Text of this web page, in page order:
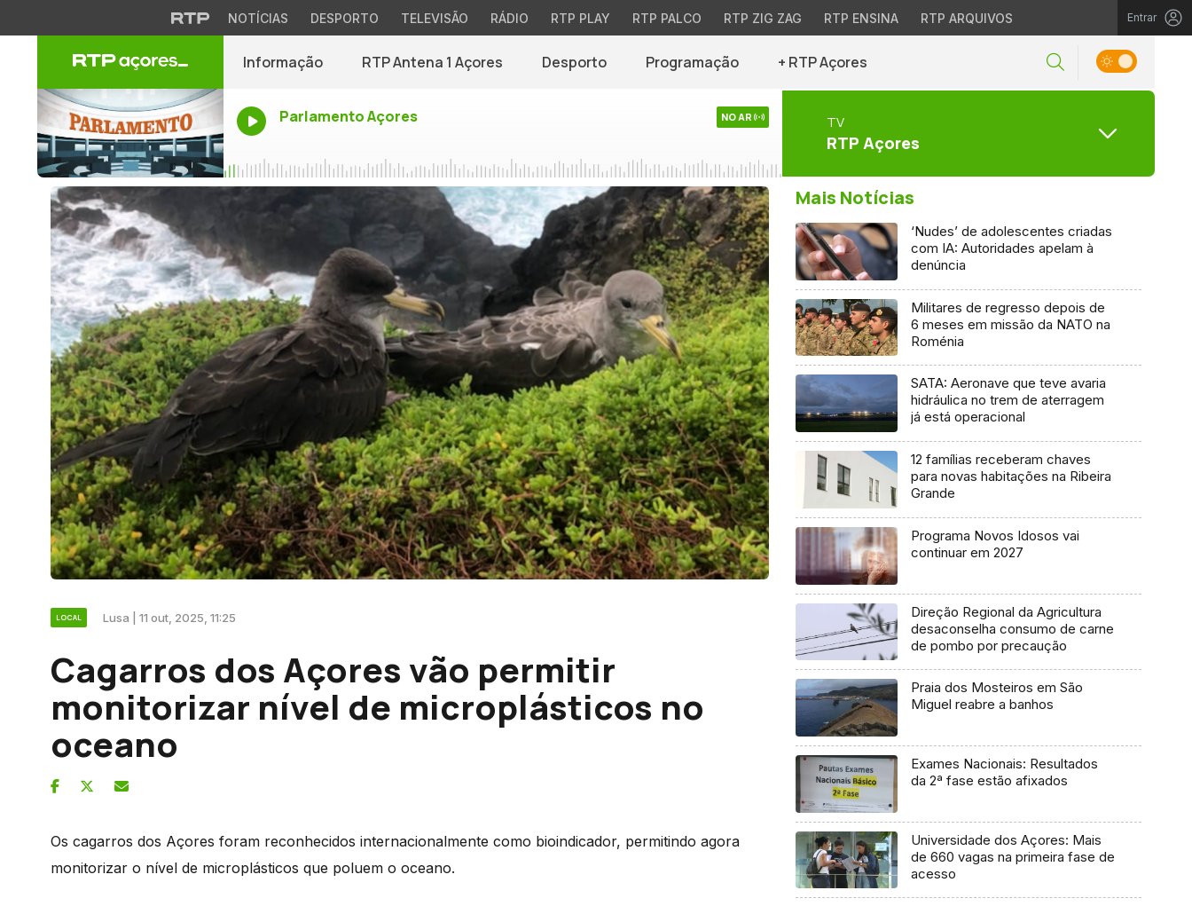
NOTÍCIAS DESPORTO TELEVISÃO RÁDIO RTP PLAY RTP PALCO RTP ZIG ZAG RTP ENSINA RTP ARQUIVOS Entrar
Informação RTP Antena 1 Açores Desporto Programação + RTP Açores
Parlamento Açores NO AR TV
RTP Açores
LOCAL Lusa | 11 out, 2025, 11:25
Cagarros dos Açores vão permitir
monitorizar nível de microplásticos no
oceano
Os cagarros dos Açores foram reconhecidos internacionalmente como bioindicador, permitindo agora
monitorizar o nível de microplásticos que poluem o oceano.
Mais Notícias
‘Nudes’ de adolescentes criadas
com IA: Autoridades apelam à
denúncia
Militares de regresso depois de
6 meses em missão da NATO na
Roménia
SATA: Aeronave que teve avaria
hidráulica no trem de aterragem
já está operacional
12 famílias receberam chaves
para novas habitações na Ribeira
Grande
Programa Novos Idosos vai
continuar em 2027
Direção Regional da Agricultura
desaconselha consumo de carne
de pombo por precaução
Praia dos Mosteiros em São
Miguel reabre a banhos
Exames Nacionais: Resultados
da 2ª fase estão afixados
Universidade dos Açores: Mais
de 660 vagas na primeira fase de
acesso